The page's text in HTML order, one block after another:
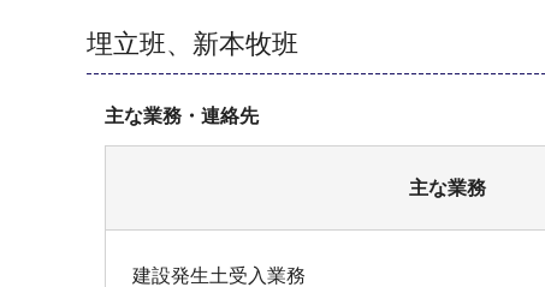
埋立班、新本牧班
主な業務・連絡先
主な業務
建設発生土受入業務